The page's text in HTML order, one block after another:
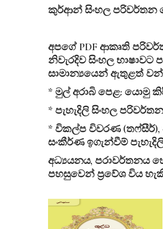
කුර්ආන් සිංහලපරිවර්තන
අපගේ PDF ආකෘති
නිවැරදිව සිංහල
සාමාන්‍යයෙන් ඇතුළත්
* මුල් අරාබි පෙළ: යොමු
* පැහැදිලි සිංහල
* විකල්ප විවරණ (තෆ්සීර්),
සංකීර්ණ ඉගැන්වීම්
අධ්‍යයනය, පරාවර්තනය
පහසුවෙන් ප්‍රවේශ විය